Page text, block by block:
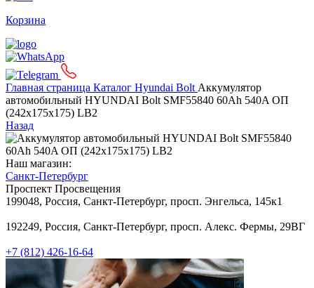
Корзина
Главная страница Каталог Hyundai Bolt Аккумулятор
автомобильный HYUNDAI Bolt SMF55840 60Ah 540A ОП
(242x175x175) LB2
Назад
Наш магазин:
Санкт-Петербург
Проспект Просвещения
199048, Россия, Санкт-Петербург, просп. Энгельса, 145к1
192249, Россия, Санкт-Петербург, просп. Алекс. Фермы, 29ВГ
+7 (812) 426-16-64